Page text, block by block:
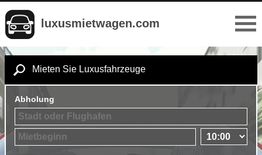
luxusmietwagen.com
Mieten Sie Luxusfahrzeuge
Abholung